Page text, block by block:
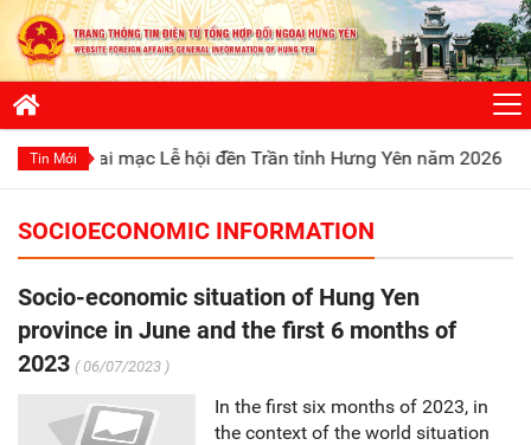
Tin Mới
mạc Lễ hội đền Trần tỉnh Hưng Yên năm 2026 Phát huy
SOCIOECONOMIC INFORMATION
Socio-economic situation of Hung Yen
province in June and the first 6 months of
2023 ( 06/07/2023 )
In the first six months of 2023, in
the context of the world situation